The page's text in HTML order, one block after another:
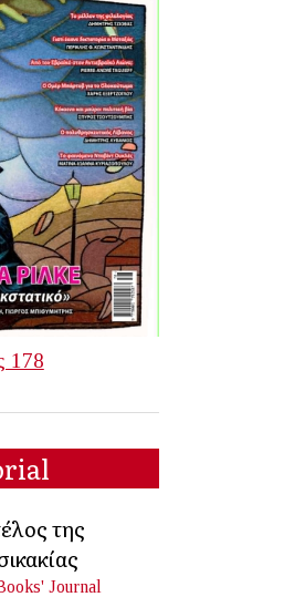
178
της
Journal